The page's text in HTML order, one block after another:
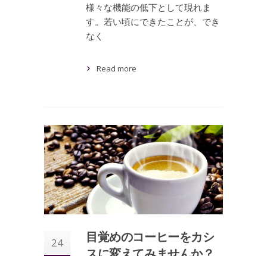
様々な機能の低下として現れま
す。若い頃にできたことが、でき
なく
Read more
24
目覚めのコーヒーをカシ
スに変えてみませんか？